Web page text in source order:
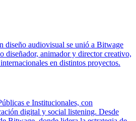
diseño audiovisual se unió a Bitwage
diseñador, animador y director creativo,
en distintos proyectos.
e Institucionales, con
digital y social listening. Desde